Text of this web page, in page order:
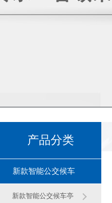
产品分类
新款智能公交候车
亭
新款智能公交候车亭